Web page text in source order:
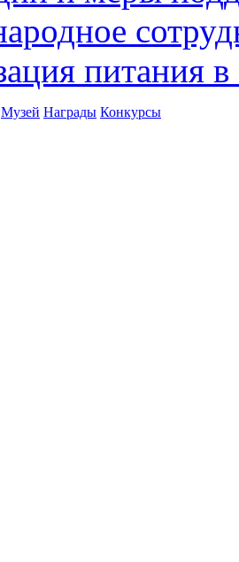
питания в
Музей Награды Конкурсы